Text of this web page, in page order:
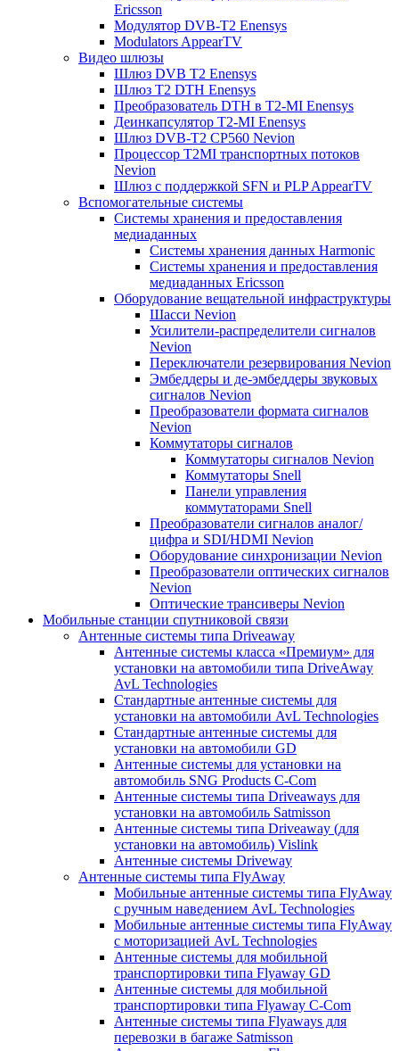
Ericsson
Модулятор DVB-T2 Enensys
Modulators AppearTV
Видео шлюзы
Шлюз DVB T2 Enensys
Шлюз T2 DTH Enensys
Преобразователь DTH в T2-MI Enensys
Деинкапсулятор T2-MI Enensys
Шлюз DVB-T2 CP560 Nevion
Процессор T2MI транспортных потоков
Nevion
Шлюз с поддержкой SFN и PLP AppearTV
Вспомогательные системы
Системы хранения и предоставления
медиаданных
Системы хранения данных Harmonic
Системы хранения и предоставления
медиаданных Ericsson
Оборудование вещательной инфраструктуры
Шасси Nevion
Усилители-распределители сигналов
Nevion
Переключатели резервирования Nevion
Эмбеддеры и де-эмбеддеры звуковых
сигналов Nevion
Преобразователи формата сигналов
Nevion
Коммутаторы сигналов
Коммутаторы сигналов Nevion
Коммутаторы Snell
Панели управления
коммутаторами Snell
Преобразователи сигналов аналог/
цифра и SDI/HDMI Nevion
Оборудование синхронизации Nevion
Преобразователи оптических сигналов
Nevion
Оптические трансиверы Nevion
Мобильные станции спутниковой связи
Антенные системы типа Driveaway
Антенные системы класса «Премиум» для
установки на автомобили типа DriveAway
AvL Technologies
Стандартные антенные системы для
установки на автомобили AvL Technologies
Стандартные антенные системы для
установки на автомобили GD
Антенные системы для установки на
автомобиль SNG Products C-Com
Антенные системы типа Driveaways для
установки на автомобиль Satmisson
Антенные системы типа Driveaway (для
установки на автомобиль) Vislink
Антенные системы Driveway
Антенные системы типа FlyAway
Мобильные антенные системы типа FlyAway
с ручным наведением AvL Technologies
Мобильные антенные системы типа FlyAway
с моторизацией AvL Technologies
Антенные системы для мобильной
транспортировки типа Flyaway GD
Антенные системы для мобильной
транспортировки типа Flyaway C-Com
Антенные системы типа Flyaways для
перевозки в багаже Satmisson